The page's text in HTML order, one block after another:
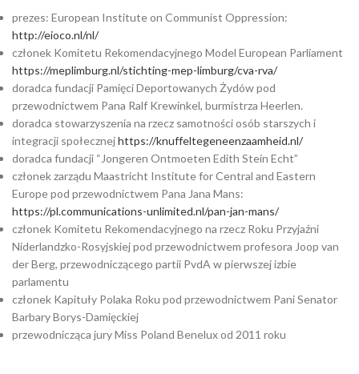
prezes: European Institute on Communist Oppression:
http://eioco.nl/nl/
członek Komitetu Rekomendacyjnego Model European Parliament
https://meplimburg.nl/stichting-mep-limburg/cva-rva/
doradca fundacji Pamięci Deportowanych Żydów pod
przewodnictwem Pana Ralf Krewinkel, burmistrza Heerlen.
doradca stowarzyszenia na rzecz samotności osób starszych i
integracji społecznejhttps://knuffeltegeneenzaamheid.nl/
doradca fundacji “Jongeren Ontmoeten Edith Stein Echt”
członek zarządu Maastricht Institute for Central and Eastern
Europe pod przewodnictwem Pana Jana Mans:
https://pl.communications-unlimited.nl/pan-jan-mans/
członek Komitetu Rekomendacyjnego na rzecz Roku Przyjaźni
Niderlandzko-Rosyjskiej pod przewodnictwem profesora Joop van
der Berg, przewodniczącego partii PvdA w pierwszej izbie
parlamentu
członek Kapituły Polaka Roku pod przewodnictwem Pani Senator
Barbary Borys-Damięckiej
przewodnicząca jury Miss Poland Benelux od 2011 roku